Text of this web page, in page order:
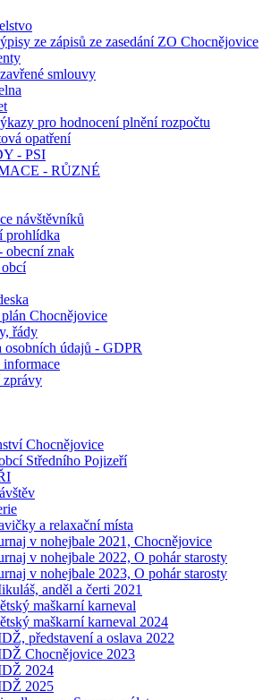
ze zápisů ze zasedání ZO Chocnějovice
smlouvy
pro hodnocení plnění rozpočtu
opatření
- PSI
- RŮZNÉ
návštěvníků
prohlídka
obecní znak
Chocnějovice
řády
osobních údajů - GDPR
informace
Chocnějovice
Středního Pojizeří
a relaxační místa
v nohejbale 2021, Chocnějovice
v nohejbale 2022, O pohár starosty
v nohejbale 2023, O pohár starosty
anděl a čerti 2021
maškarní karneval
maškarní karneval 2024
představení a oslava 2022
Chocnějovice 2023
2024
2025